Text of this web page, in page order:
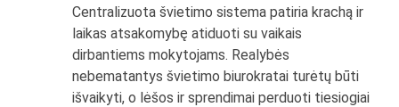
Centralizuota švietimo sistema patiria krachą ir
laikas atsakomybę atiduoti su vaikais
dirbantiems mokytojams. Realybės
nebematantys švietimo biurokratai turėtų būti
išvaikyti, o lėšos ir sprendimai perduoti tiesiogiai